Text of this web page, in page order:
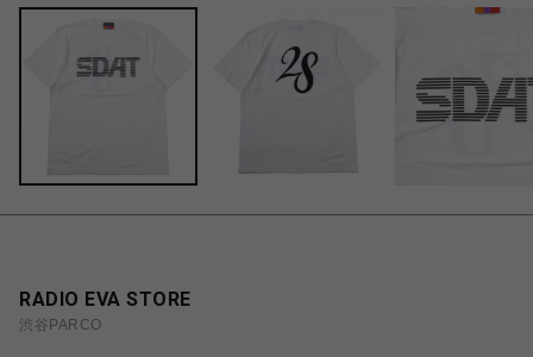
RADIO EVA STORE
渋谷PARCO